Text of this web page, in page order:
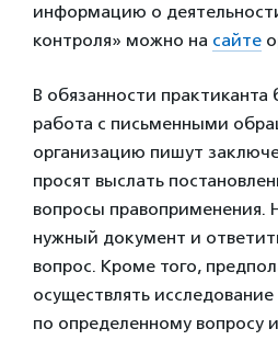
информацию о
контроля» можно на сайте
В обязанности практиканта
работа с письменными
организацию пишут
просят выслать
вопросы правоприменения.
нужный документ и
вопрос. Кроме того,
осуществлять
по определенному вопросу